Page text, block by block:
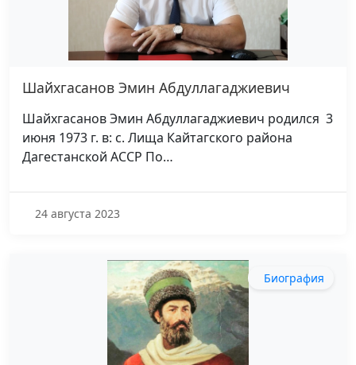
Шайхгасанов Эмин Абдуллагаджиевич
Шайхгасанов Эмин Абдуллагаджиевич родился 3
июня 1973 г. в: с. Лища Кайтагского района
Дагестанской АССР По…
24 августа 2023
Биография